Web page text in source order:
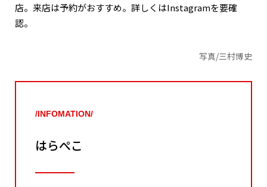
店。来店は予約がおすすめ。詳しくはInstagramを要確
認。
写真/三村博史
/INFOMATION/
はらぺこ